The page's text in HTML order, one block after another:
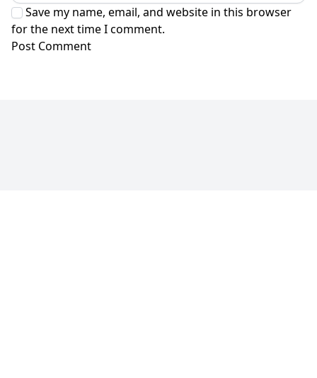
Save my name, email, and website in this browser
for the next time I comment.